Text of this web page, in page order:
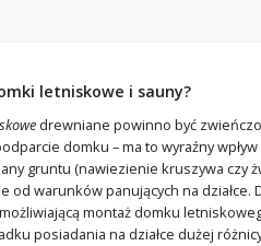
letniskowe i sauny?
drewniane powinno być
domku – ma to wyraźny
gruntu (nawiezienie kruszywa czy
warunków panujących na
montaż domku
posiadania na działce dużej